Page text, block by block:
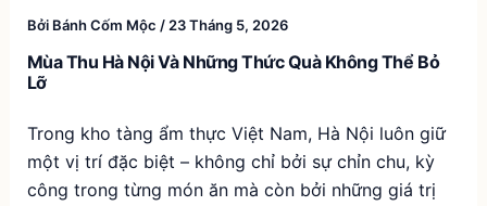
Bởi Bánh Cốm Mộc / 23 Tháng 5, 2026
Mùa Thu Hà Nội Và Những Thức Quà Không Thể Bỏ
Lỡ
Trong kho tàng ẩm thực Việt Nam, Hà Nội luôn giữ
một vị trí đặc biệt – không chỉ bởi sự chỉn chu, kỳ
công trong từng món ăn mà còn bởi những giá trị